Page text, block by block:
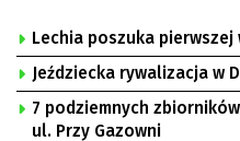
Lechia poszuka pierwszej
Jeździecka rywalizacja w
7 podziemnych
ul. Przy Gazowni